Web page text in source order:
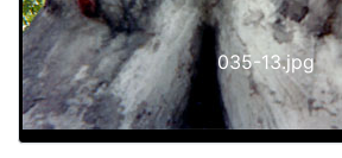
035-13.jpg